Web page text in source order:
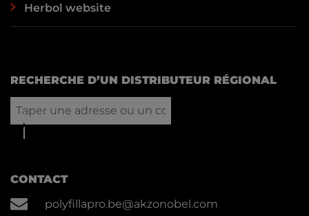
Herbol website
RECHERCHE D’UN DISTRIBUTEUR RÉGIONAL
CONTACT
polyfillapro.be@akzonobel.com